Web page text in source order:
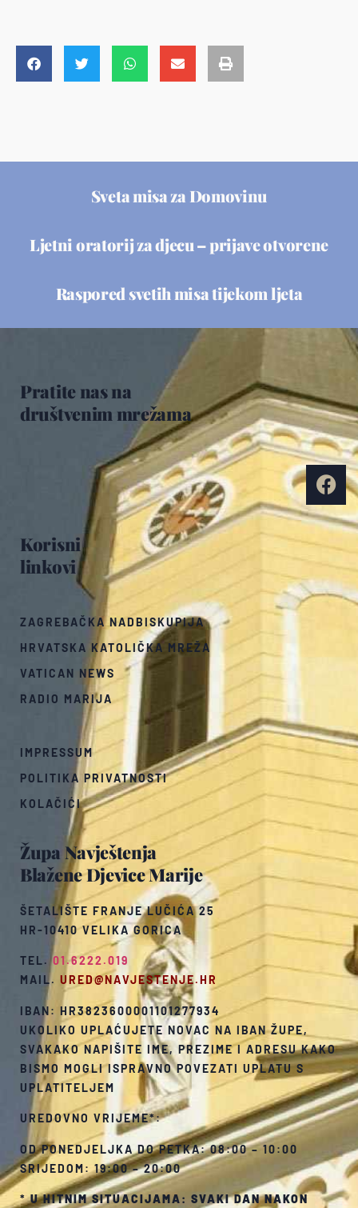
Sveta misa za Domovinu
Ljetni oratorij za djecu – prijave otvorene
Raspored svetih misa tijekom ljeta
Župa Navještenja
Blažene Djevice Marije
ŠETALIŠTE FRANJE LUČIĆA 25
HR-10410 VELIKA GORICA
TEL.01.6222.019
MAIL. URED@NAVJESTENJE.HR
IBAN: HR3823600001101277934
UKOLIKO UPLAĆUJETE NOVAC NA IBAN ŽUPE,
SVAKAKO NAPIŠITE IME, PREZIME I ADRESU KAKO
BISMO MOGLI ISPRAVNO POVEZATI UPLATU S
UPLATITELJEM
UREDOVNO VRIJEME*:
OD PONEDJELJKA DO PETKA: 08:00 – 10:00
SRIJEDOM: 19:00 – 20:00
*U HITNIM SITUACIJAMA: SVAKI DAN NAKON
Korisni
linkovi
ZAGREBAČKA NADBISKUPIJA
HRVATSKA KATOLIČKA MREŽA
VATICAN NEWS
RADIO MARIJA
IMPRESSUM
POLITIKA PRIVATNOSTI
KOLAČIĆI
Pratite nas na
društvenim mrežama